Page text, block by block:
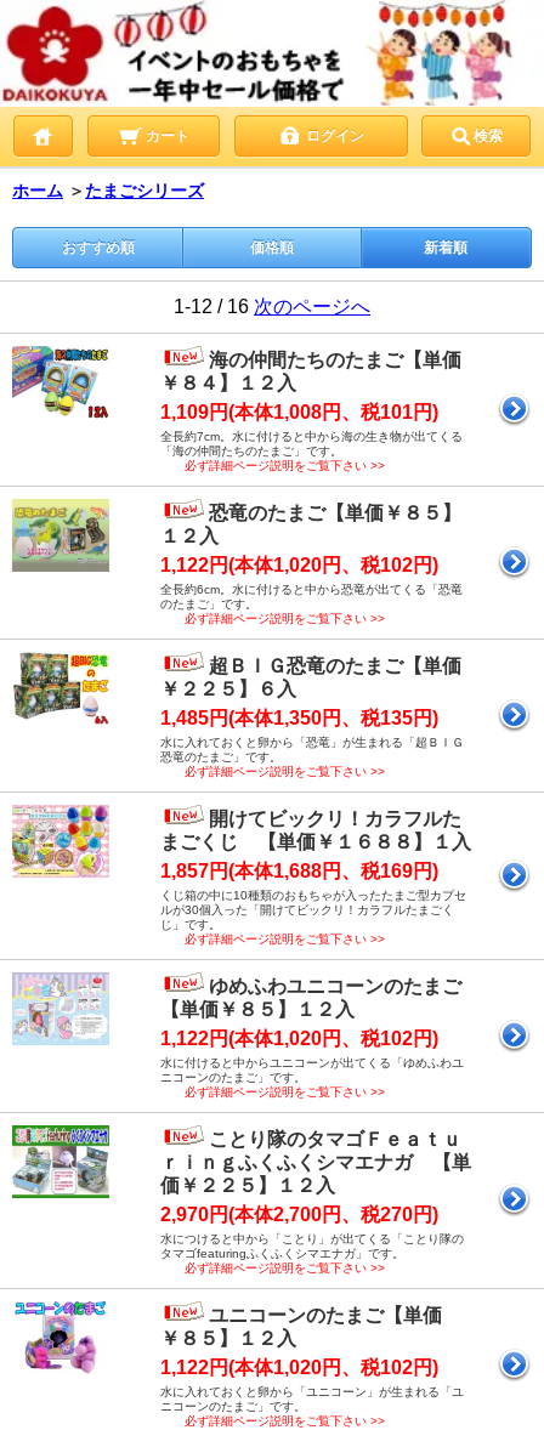
カート ログイン 検索
ホーム ＞たまごシリーズ
おすすめ順 価格順 新着順
1-12 / 16 次のページへ
海の仲間たちのたまご【単価
￥８４】１２入
1,109円(本体1,008円、税101円)
全長約7cm。水に付けると中から海の生き物が出てくる
「海の仲間たちのたまご」です。
必ず詳細ページ説明をご覧下さい >>
恐竜のたまご【単価￥８５】
１２入
1,122円(本体1,020円、税102円)
全長約6cm。水に付けると中から恐竜が出てくる「恐竜
のたまご」です。
必ず詳細ページ説明をご覧下さい >>
超ＢＩＧ恐竜のたまご【単価
￥２２５】６入
1,485円(本体1,350円、税135円)
水に入れておくと卵から「恐竜」が生まれる「超ＢＩＧ
恐竜のたまご」です。
必ず詳細ページ説明をご覧下さい >>
開けてビックリ！カラフルた
まごくじ 【単価￥１６８８】１入
1,857円(本体1,688円、税169円)
くじ箱の中に10種類のおもちゃが入ったたまご型カプセ
ルが30個入った「開けてビックリ！カラフルたまごく
じ」です。
必ず詳細ページ説明をご覧下さい >>
ゆめふわユニコーンのたまご
【単価￥８５】１２入
1,122円(本体1,020円、税102円)
水に付けると中からユニコーンが出てくる「ゆめふわユ
ニコーンのたまご」です。
必ず詳細ページ説明をご覧下さい >>
ことり隊のタマゴＦｅａｔｕ
ｒｉｎｇふくふくシマエナガ 【単
価￥２２５】１２入
2,970円(本体2,700円、税270円)
水につけると中から「ことり」が出てくる「ことり隊の
タマゴfeaturingふくふくシマエナガ」です。
必ず詳細ページ説明をご覧下さい >>
ユニコーンのたまご【単価
￥８５】１２入
1,122円(本体1,020円、税102円)
水に入れておくと卵から「ユニコーン」が生まれる「ユ
ニコーンのたまご」です。
必ず詳細ページ説明をご覧下さい >>